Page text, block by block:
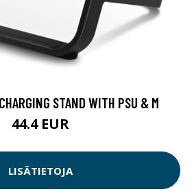
STAND WITH PSU & M
44.4 EUR
LISÄTIETOJA